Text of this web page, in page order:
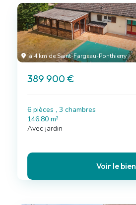
à 4 km de Saint-Fargeau-Ponthierry
389 900 €
6 pièces , 3 chambres
146.80 m²
Avec jardin
Voir le bien